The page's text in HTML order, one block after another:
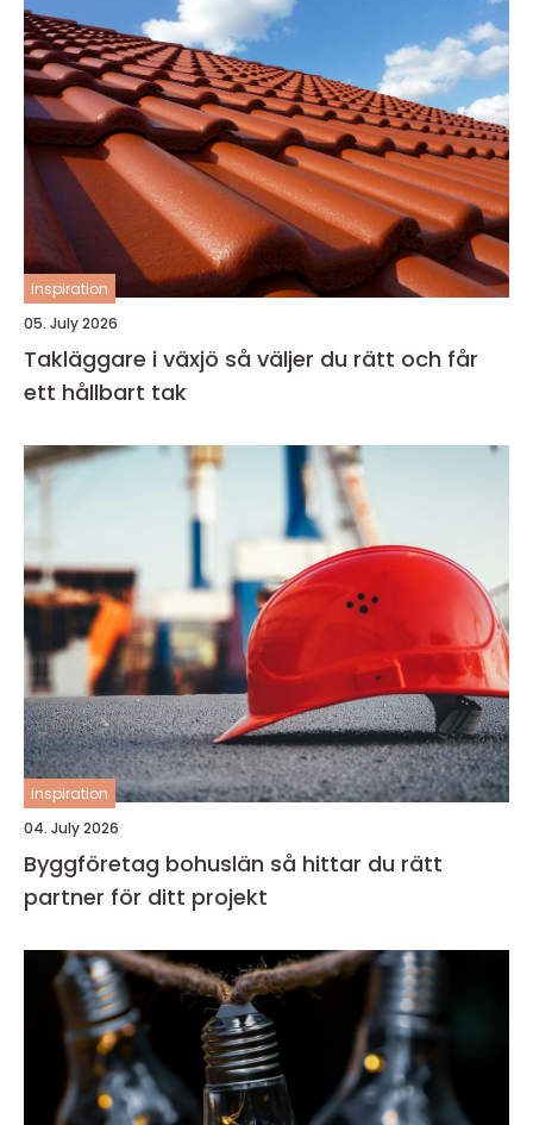
inspiration
05. July 2026
Takläggare i växjö så väljer du rätt och får
ett hållbart tak
inspiration
04. July 2026
Byggföretag bohuslän så hittar du rätt
partner för ditt projekt